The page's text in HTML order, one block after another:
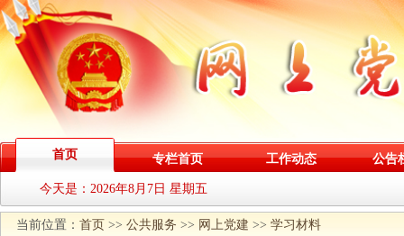
首页 专栏首页 工作动态 公告
今天是： 2026年8月7日 星期五
当前位置： 首页 >> 公共服务 >> 网上党建 >> 学习材料